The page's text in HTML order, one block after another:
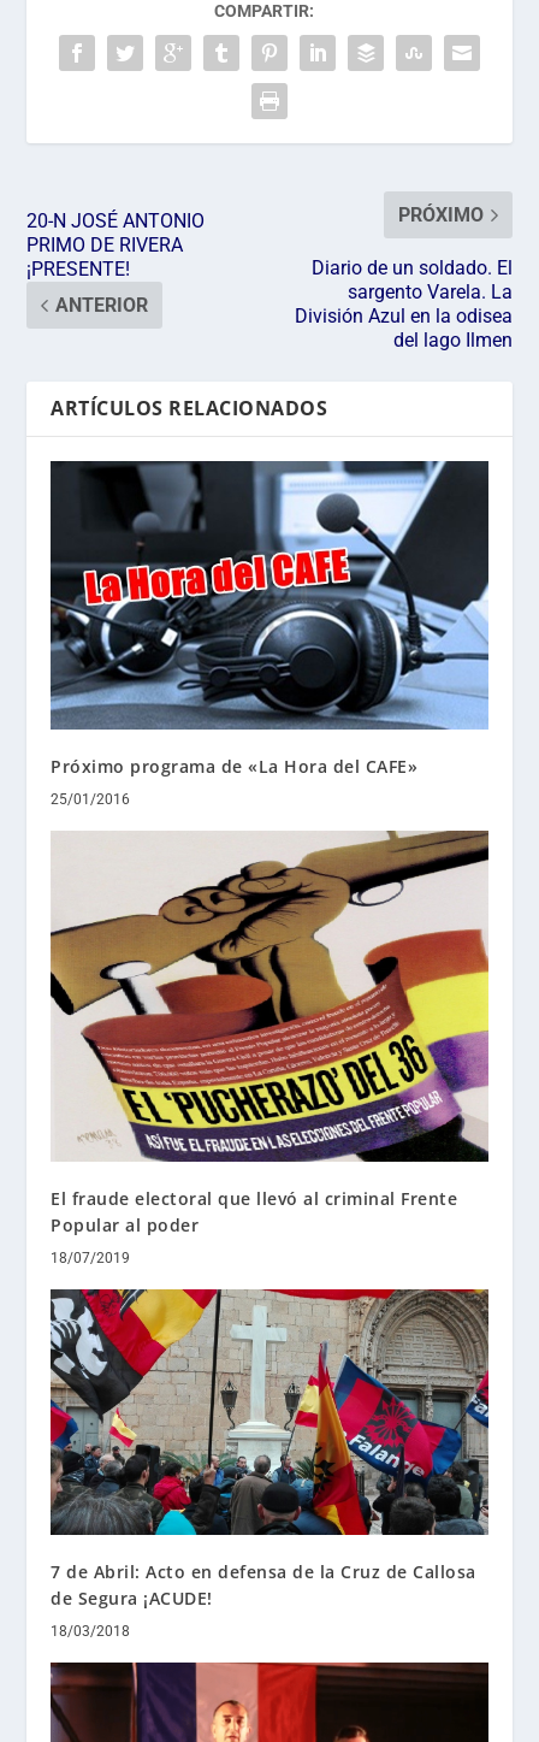
COMPARTIR:
20-N JOSÉ ANTONIO
PRIMO DE RIVERA
¡PRESENTE!
ANTERIOR
PRÓXIMO
Diario de un soldado. El
sargento Varela. La
División Azul en la odisea
del lago Ilmen
ARTÍCULOS RELACIONADOS
Próximo programa de «La Hora del CAFE»
25/01/2016
El fraude electoral que llevó al criminal Frente
Popular al poder
18/07/2019
7 de Abril: Acto en defensa de la Cruz de Callosa
de Segura ¡ACUDE!
18/03/2018